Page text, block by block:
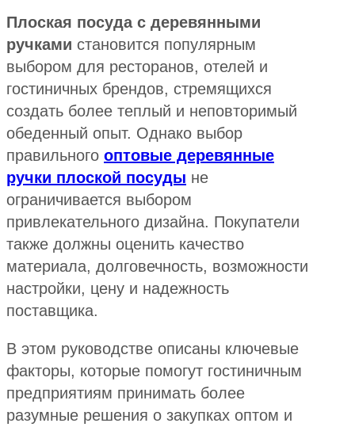
Плоская посуда с деревянными
ручками становится популярным
выбором для ресторанов, отелей и
гостиничных брендов, стремящихся
создать более теплый и неповторимый
обеденный опыт. Однако выбор
правильного оптовые деревянные
ручки плоской посуды не
ограничивается выбором
привлекательного дизайна. Покупатели
также должны оценить качество
материала, долговечность, возможности
настройки, цену и надежность
поставщика.
В этом руководстве описаны ключевые
факторы, которые помогут гостиничным
предприятиям принимать более
разумные решения о закупках оптом и